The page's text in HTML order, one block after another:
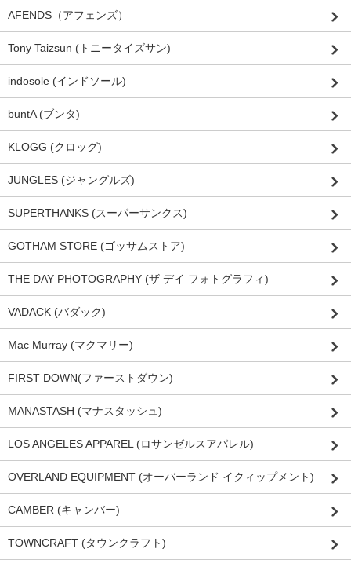
AFENDS（アフェンズ）
Tony Taizsun (トニータイズサン)
indosole (インドソール)
buntA (ブンタ)
KLOGG (クロッグ)
JUNGLES (ジャングルズ)
SUPERTHANKS (スーパーサンクス)
GOTHAM STORE (ゴッサムストア)
THE DAY PHOTOGRAPHY (ザ デイ フォトグラフィ)
VADACK (バダック)
Mac Murray (マクマリー)
FIRST DOWN(ファーストダウン)
MANASTASH (マナスタッシュ)
LOS ANGELES APPAREL (ロサンゼルスアパレル)
OVERLAND EQUIPMENT (オーバーランド イクィップメント)
CAMBER (キャンバー)
TOWNCRAFT (タウンクラフト)